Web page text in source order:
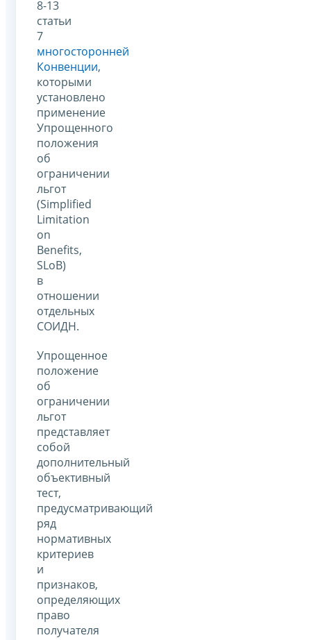
8-13
статьи
7
многосторонней
Конвенции,
которыми
установлено
применение
Упрощенного
положения
об
ограничении
льгот
(Simplified
Limitation
on
Benefits,
SLoB)
в
отношении
отдельных
СОИДН.
Упрощенное
положение
об
ограничении
льгот
представляет
собой
дополнительный
объективный
тест,
предусматривающий
ряд
нормативных
критериев
и
признаков,
определяющих
право
получателя